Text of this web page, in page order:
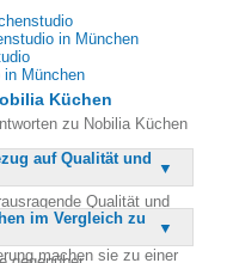
in München
in München
Küchen
zu Nobilia Küchen
auf Qualität und
Qualität und
hergestellt und erfüllen die
Die solide
machen sie zu einer
im Vergleich zu